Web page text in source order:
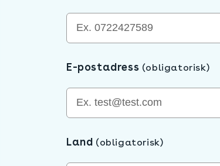
E-postadress (obligatorisk)
Land (obligatorisk)